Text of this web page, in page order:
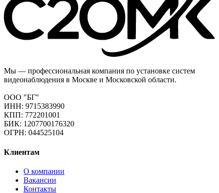
Мы — профессиональная компания по установке систем
видеонаблюдения в Москве и Московской области.
ООО "БГ"
ИНН: 9715383990
КПП: 772201001
БИК: 1207700176320
ОГРН: 044525104
Клиентам
О компании
Вакансии
Контакты